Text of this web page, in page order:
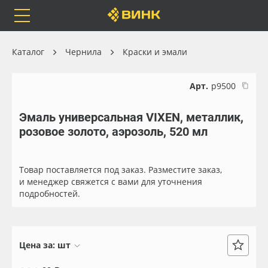
Каталог
Бренды
Оплата
Весь каталог
Самоклеящиеся плёнки
Чернила
Каталог Чернила Краски и эмали
Арт. р9500
Эмаль универсальная VIXEN, металлик,
розовое золото, аэрозоль, 520 мл
Товар поставляется под заказ. Разместите заказ,
и менеджер свяжется с вами для уточнения
подробностей.
Цена за: шт